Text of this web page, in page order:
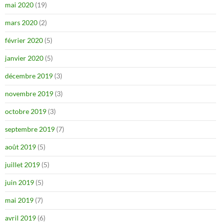
mai 2020 (19)
mars 2020 (2)
février 2020 (5)
janvier 2020 (5)
décembre 2019 (3)
novembre 2019 (3)
octobre 2019 (3)
septembre 2019 (7)
août 2019 (5)
juillet 2019 (5)
juin 2019 (5)
mai 2019 (7)
avril 2019 (6)